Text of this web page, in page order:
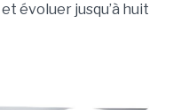
évoluer jusqu’à huit